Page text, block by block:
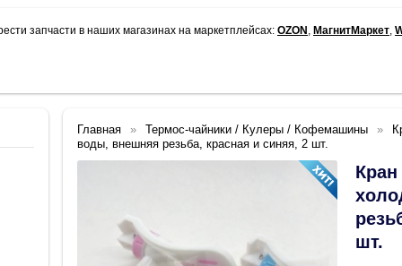
запчасти в наших магазинах на маркетплейсах: OZON МагнитМаркет
Главная Термос-чайники / Кулеры / Кофемашины
воды, внешняя резьба, красная и синяя, 2 шт.
Кран
шт.